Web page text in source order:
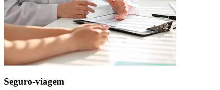
Seguro-viagem